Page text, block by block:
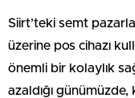
Siirt’teki semt
üzerine pos cihazı
önemli bir kolaylık
azaldığı